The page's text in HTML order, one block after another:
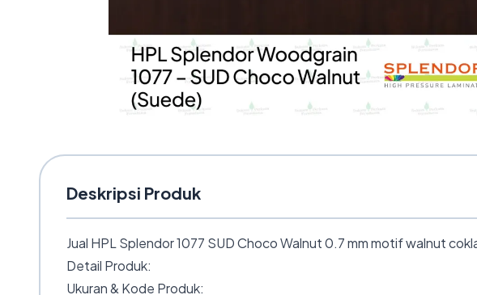
Deskripsi Produk
Jual HPL Splendor 1077 SUD Choco Walnut 0.7 mm motif walnut
Detail Produk:
Ukuran & Kode Produk: